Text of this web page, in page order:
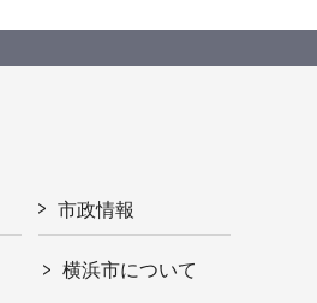
市政情報
横浜市について